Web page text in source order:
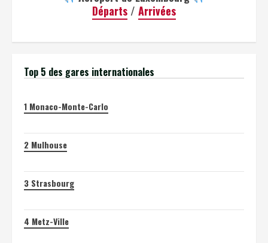
Départs / Arrivées
Top 5 des gares internationales
1 Monaco-Monte-Carlo
2 Mulhouse
3 Strasbourg
4 Metz-Ville